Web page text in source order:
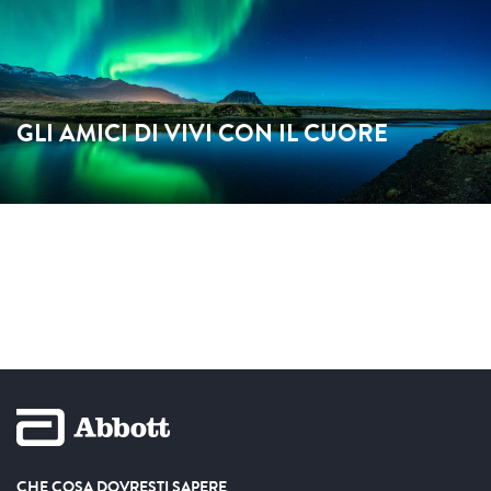
GLI AMICI DI VIVI CON IL CUORE